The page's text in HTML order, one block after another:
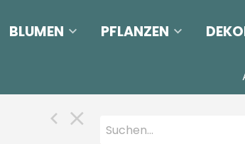
BLUMEN PFLANZEN